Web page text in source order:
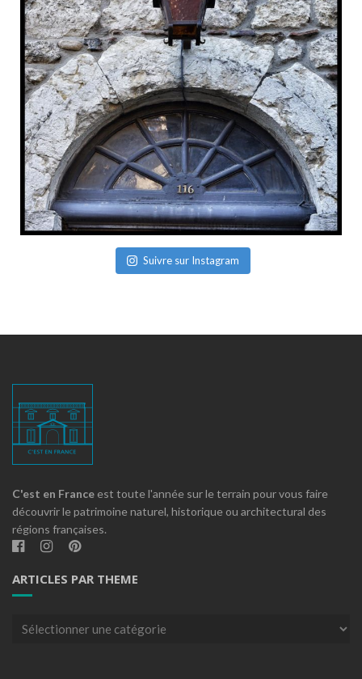
Suivre sur Instagram
C'est en France est toute l'année sur le terrain pour vous faire
découvrir le patrimoine naturel, historique ou architectural des
régions françaises.
ARTICLES PAR THEME
Articles